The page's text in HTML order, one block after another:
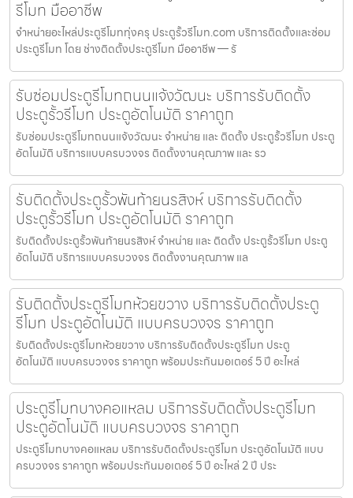
รีโมท มืออาชีพ
จำหน่ายอะไหล่ประตูรีโมททุ่งครุ ประตูรั้วรีโมท.com บริการติดตั้งและซ่อม
ประตูรีโมท โดย ช่างติดตั้งประตูรีโมท มืออาชีพ — รั
รับซ่อมประตูรีโมทถนนแจ้งวัฒนะ บริการรับติดตั้ง
ประตูรั้วรีโมท ประตูอัตโนมัติ ราคาถูก
รับซ่อมประตูรีโมทถนนแจ้งวัฒนะ จำหน่าย และ ติดตั้ง ประตูรั้วรีโมท ประตู
อัตโนมัติ บริการแบบครบวงจร ติดตั้งงานคุณภาพ และ รว
รับติดตั้งประตูรั้วพันท้ายนรสิงห์ บริการรับติดตั้ง
ประตูรั้วรีโมท ประตูอัตโนมัติ ราคาถูก
รับติดตั้งประตูรั้วพันท้ายนรสิงห์ จำหน่าย และ ติดตั้ง ประตูรั้วรีโมท ประตู
อัตโนมัติ บริการแบบครบวงจร ติดตั้งงานคุณภาพ แล
รับติดตั้งประตูรีโมทห้วยขวาง บริการรับติดตั้งประตู
รีโมท ประตูอัตโนมัติ แบบครบวงจร ราคาถูก
รับติดตั้งประตูรีโมทห้วยขวาง บริการรับติดตั้งประตูรีโมท ประตู
อัตโนมัติ แบบครบวงจร ราคาถูก พร้อมประกันมอเตอร์ 5 ปี อะไหล่
ประตูรีโมทบางคอแหลม บริการรับติดตั้งประตูรีโมท
ประตูอัตโนมัติ แบบครบวงจร ราคาถูก
ประตูรีโมทบางคอแหลม บริการรับติดตั้งประตูรีโมท ประตูอัตโนมัติ แบบ
ครบวงจร ราคาถูก พร้อมประกันมอเตอร์ 5 ปี อะไหล่ 2 ปี ประ